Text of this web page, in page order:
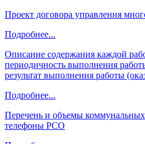
Проект договора управления
Подробнее...
Описание содержания каждой
периодичность выполнения
результат выполнения работы
Подробнее...
Перечень и объемы коммунальных
телефоны РСО